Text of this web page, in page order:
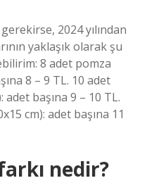
2024 yılından
yaklaşık olarak şu
8 adet pomza
8 – 9 TL. 10 adet
başına 9 – 10 TL.
cm): adet başına 11
nedir?